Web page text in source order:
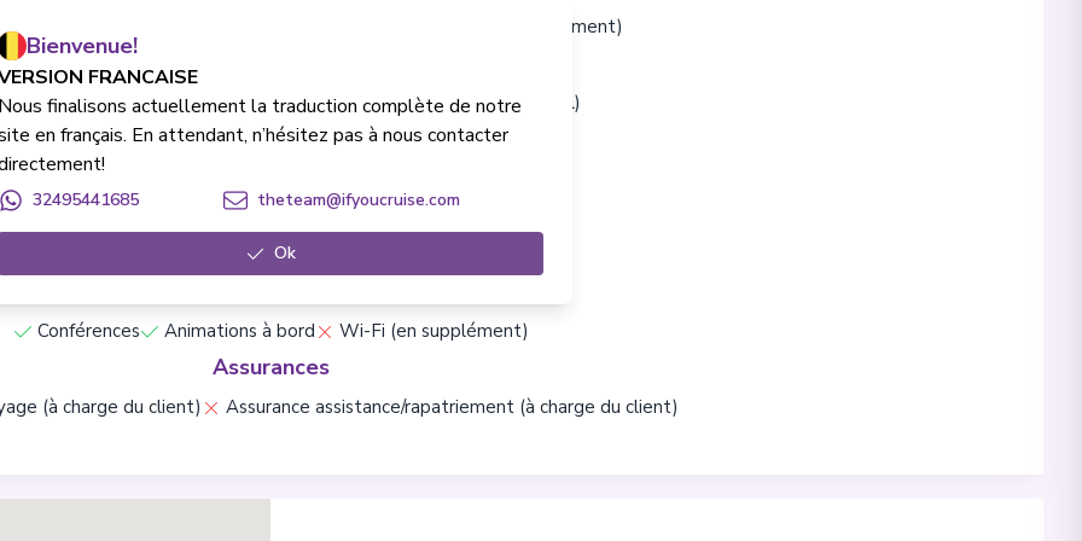
Restaurants de spécialités (en supplément)
Boissons Premium en option Toutes boissons (softs et alcool)
Excursions
Frais & Formalités
Pourboires et frais de service Frais de visa (à charge du client)
Conférences Animations à bord Wi-Fi (en supplément)
Assurances
(à charge du client) Assurance assistance/rapatriement (à charge du client)
Bienvenue!
FRANCAISE
Nous finalisons actuellement la traduction complète de notre
en français. En attendant, n’hésitez pas à nous contacter
32495441685 theteam@ifyoucruise.com
Ok